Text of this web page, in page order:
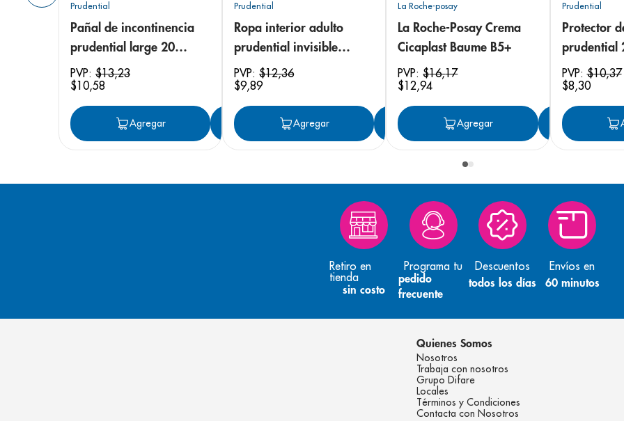
Prudential
Pañal de incontinencia
prudential large 20
unidades
PVP: $13,23
$10,58
Agregar Agregar
Prudential
Ropa interior adulto
prudential invisible
small/medium 18
unidades
PVP:$12,36
$9,89
Agregar Agregar
La Roche-posay
La Roche-Posay Crema
Cicaplast Baume B5+
PVP:$16,17
$12,94
Agregar
Prudential
Protector
prudential
PVP:$10,37
$8,30
Retiro en
tienda
sin costo
Programa tu
pedido
frecuente
Descuentos
todos los días
Envíos en
60 minutos
Quienes Somos
Nosotros
Trabaja con nosotros
Grupo Difare
Locales
Términos y Condiciones
Contacta con Nosotros